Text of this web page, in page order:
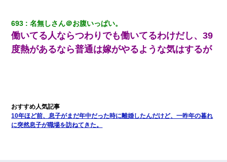
693 名無しさん＠お腹いっぱい。
働いてる人ならつわりでも働いてるわけだし、39
度熱があるなら普通は嫁がやるような気はするが
10年ほど前、息子がまだ年中だった時に離婚したんだけど、一昨年の暮れ
に突然息子が職場を訪ねてきた。